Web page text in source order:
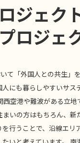
ジェク
ロジェ
て「外国人との共生」
にも暮らしやすいサ
空港や難波がある立
いの方はもちろん、
行うことで、沿線エリ